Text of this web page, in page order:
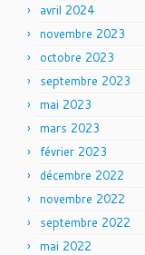
avril 2024
novembre 2023
octobre 2023
septembre 2023
mai 2023
mars 2023
février 2023
décembre 2022
novembre 2022
septembre 2022
mai 2022